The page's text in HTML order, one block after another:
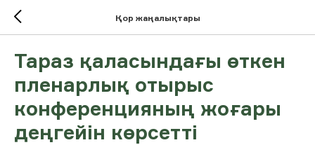
Қор жаңалықтары
Тараз қаласындағы өткен
пленарлық отырыс
конференцияның жоғары
деңгейін көрсетті